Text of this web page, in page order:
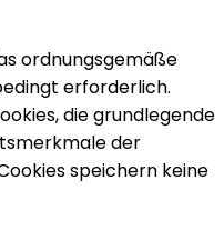
ordnungsgemäße
erforderlich.
die grundlegende
der
speichern keine